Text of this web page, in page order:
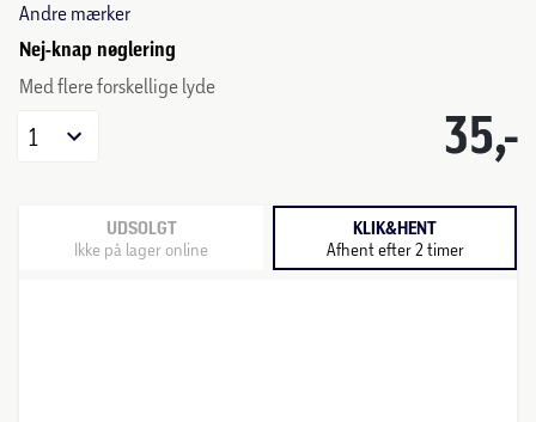
Andre mærker
Nej-knap nøglering
Med flere forskellige lyde
35,-
1
UDSOLGT
Ikke på lager online
KLIK&HENT
Afhent efter 2 timer